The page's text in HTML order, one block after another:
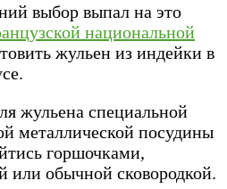
выбор выпал на это
национальной
жульен из индейки в
жульена специальной
металлической посудины
горшочками,
или обычной сковородкой.